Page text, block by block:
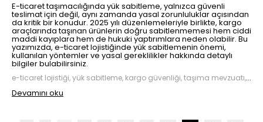
E-ticaret taşımacılığında yük sabitleme, yalnızca güvenli
teslimat için değil, aynı zamanda yasal zorunluluklar açısından
da kritik bir konudur. 2025 yılı düzenlemeleriyle birlikte, kargo
araçlarında taşınan ürünlerin doğru sabitlenmemesi hem ciddi
maddi kayıplara hem de hukuki yaptırımlara neden olabilir. Bu
yazımızda, e-ticaret lojistiğinde yük sabitlemenin önemi,
kullanılan yöntemler ve yasal gereklilikler hakkında detaylı
bilgiler bulabilirsiniz.
e-ticaret lojistiği, yük sabitleme, kargo güvenliği, taşıma mevzuatı, e-ticaret taşımacılığı, yük güvenliği yönetmeliği
Devamını oku